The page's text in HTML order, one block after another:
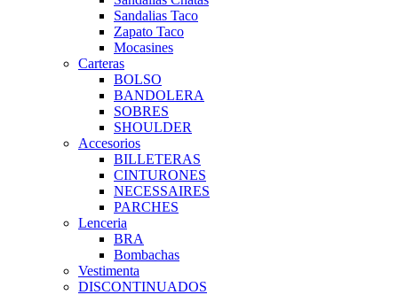
Sandalias Taco
Zapato Taco
Mocasines
Carteras
BOLSO
BANDOLERA
SOBRES
SHOULDER
Accesorios
BILLETERAS
CINTURONES
NECESSAIRES
PARCHES
Lenceria
BRA
Bombachas
Vestimenta
DISCONTINUADOS